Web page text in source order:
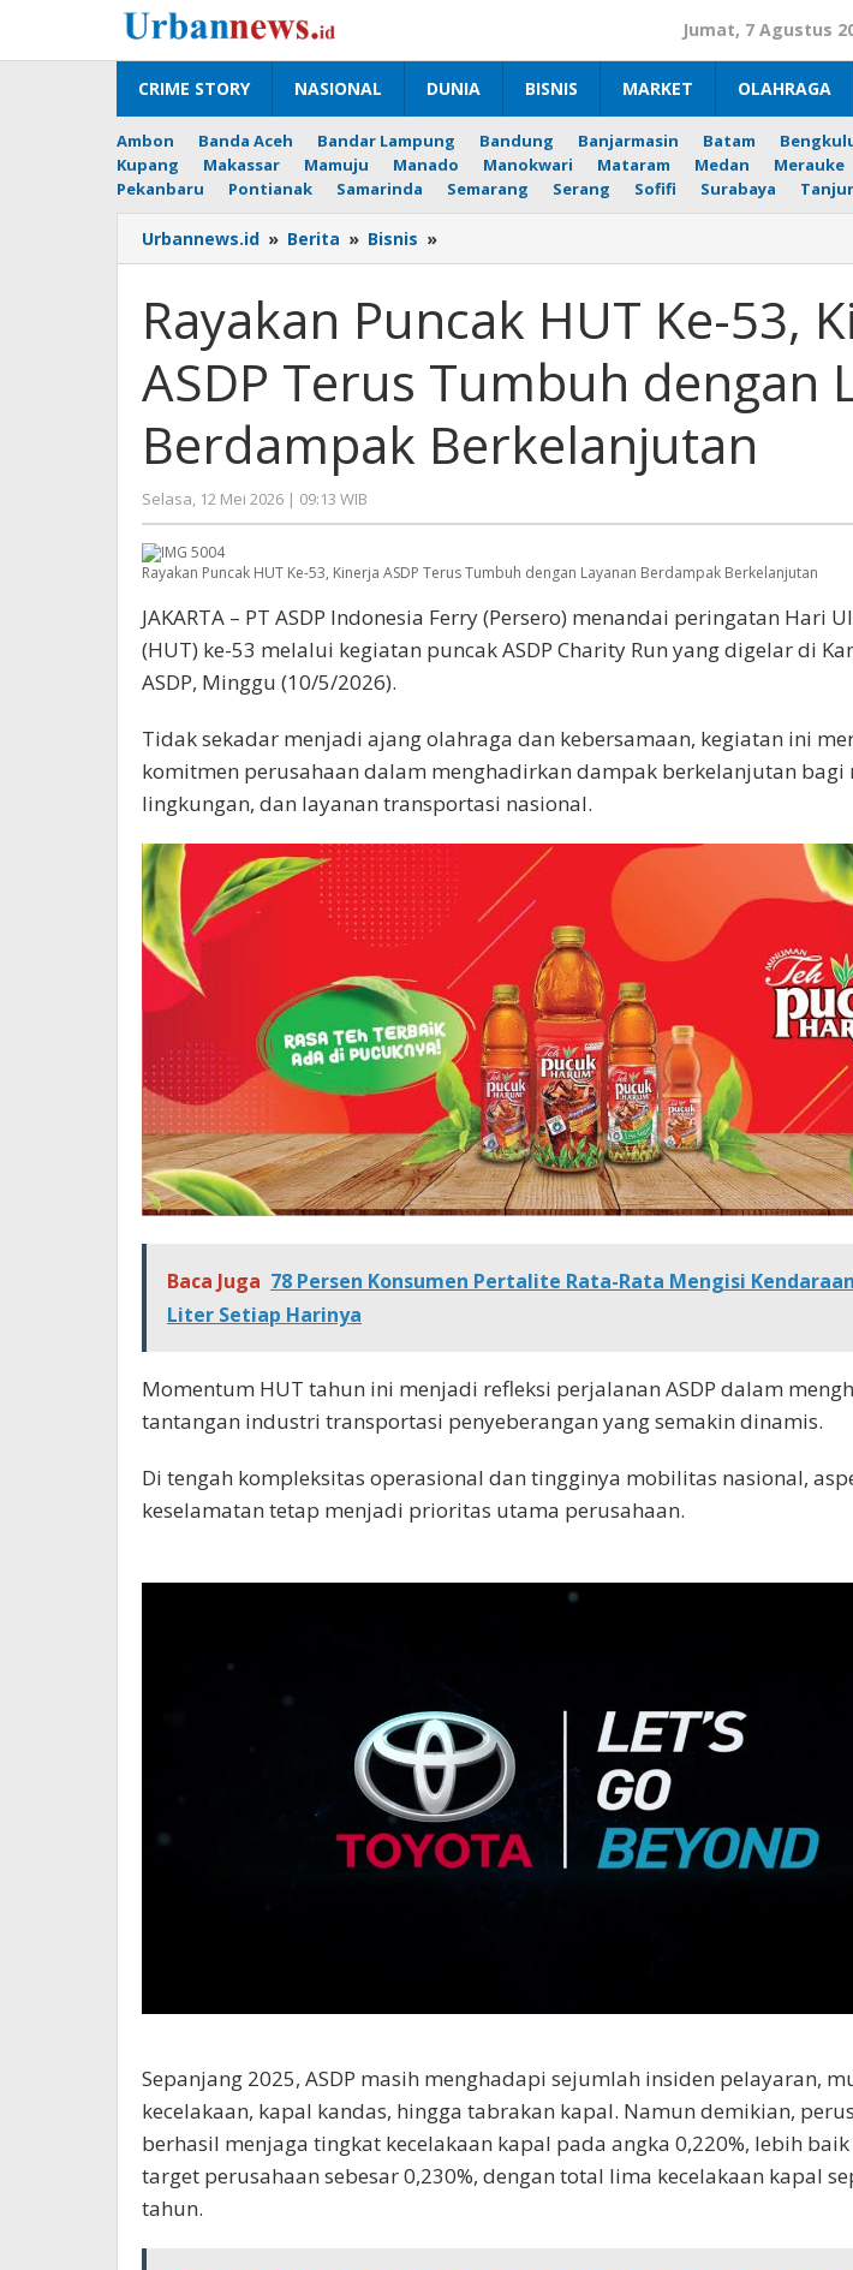
konten
Jumat, 7 Agustus
CRIME STORY NASIONAL DUNIA BISNIS MARKET OLAHRAGA
Ambon Banda Aceh Bandar Lampung Bandung Banjarmasin Batam
Kupang
Makassar Mamuju Manado Manokwari Mataram Medan Merauke
Pekanbaru
Pontianak Samarinda Semarang Serang Sofifi Surabaya
Urbannews.id » Berita » Bisnis »
Puncak
Ke-
53,
Kinerja
ASDP
Tumbuh
dengan
Rayakan Puncak HUT Ke-53,
ASDP Terus Tumbuh dengan
Berdampak Berkelanjutan
Selasa, 12 Mei 2026 | 09:13 WIB
Editor
Rayakan Puncak HUT Ke-53, Kinerja ASDP Terus Tumbuh dengan Layanan Berdampak Berkelanjutan
JAKARTA – PT ASDP Indonesia Ferry (Persero) menandai peringatan Hari
(HUT) ke-53 melalui kegiatan puncak ASDP Charity Run yang digelar di
ASDP, Minggu (10/5/2026).
Tidak sekadar menjadi ajang olahraga dan kebersamaan, kegiatan ini
komitmen perusahaan dalam menghadirkan dampak berkelanjutan bagi
lingkungan, dan layanan transportasi nasional.
Baca Juga 78 Persen Konsumen Pertalite Rata-Rata Mengisi
Liter Setiap Harinya
Momentum HUT tahun ini menjadi refleksi perjalanan ASDP dalam
tantangan industri transportasi penyeberangan yang semakin dinamis.
Di tengah kompleksitas operasional dan tingginya mobilitas nasional,
keselamatan tetap menjadi prioritas utama perusahaan.
Sepanjang 2025, ASDP masih menghadapi sejumlah insiden pelayaran,
kecelakaan, kapal kandas, hingga tabrakan kapal. Namun demikian,
berhasil menjaga tingkat kecelakaan kapal pada angka 0,220%, lebih
target perusahaan sebesar 0,230%, dengan total lima kecelakaan kapal
tahun.